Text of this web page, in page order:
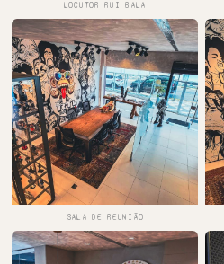
LOCUTOR RUI BALA
SALA DE REUNIÃO